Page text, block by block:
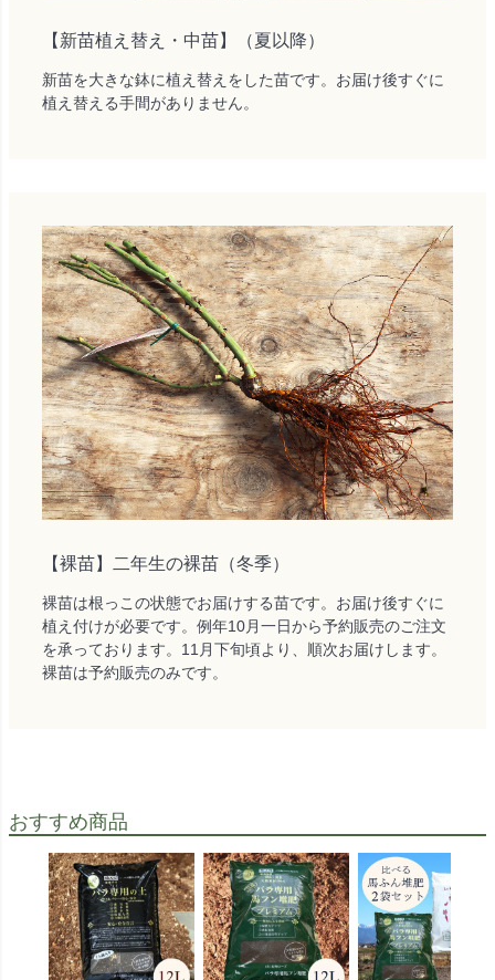
【新苗植え替え・中苗】（夏以降）
新苗を大きな鉢に植え替えをした苗です。お届け後すぐに
植え替える手間がありません。
【裸苗】二年生の裸苗（冬季）
裸苗は根っこの状態でお届けする苗です。お届け後すぐに
植え付けが必要です。例年10月一日から予約販売のご注文
を承っております。11月下旬頃より、順次お届けします。
裸苗は予約販売のみです。
おすすめ商品